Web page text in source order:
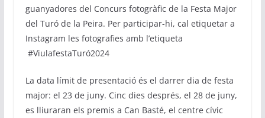
guanyadores del Concurs fotogràfic de la Festa Major
del Turó de la Peira. Per participar-hi, cal etiquetar a
Instagram les fotografies amb l’etiqueta
#ViulafestaTuró2024
La data límit de presentació és el darrer dia de festa
major: el 23 de juny. Cinc dies després, el 28 de juny,
es lliuraran els premis a Can Basté, el centre cívic